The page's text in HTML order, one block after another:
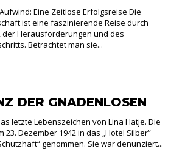
Eine Zeitlose Erfolgsreise Die
ist eine faszinierende Reise durch
der Herausforderungen und des
Betrachtet man sie...
DER GNADENLOSEN
letzte Lebenszeichen von Lina Hatje. Die
Dezember 1942 in das „Hotel Silber“
genommen. Sie war denunziert...